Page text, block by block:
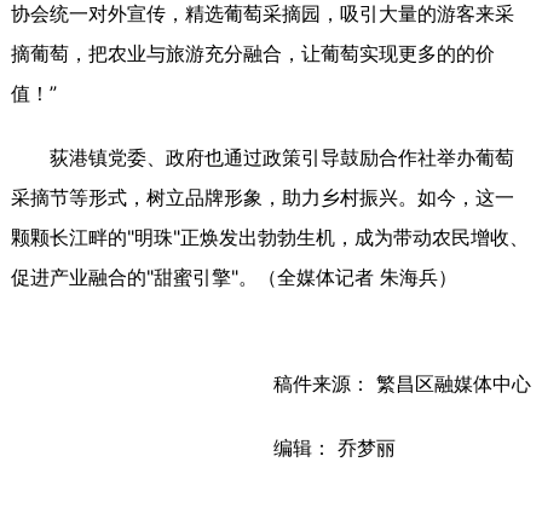
协会统一对外宣传，精选葡萄采摘园，吸引大量的游客来采
摘葡萄，把农业与旅游充分融合，让葡萄实现更多的的价
值！”
荻港镇党委、政府也通过政策引导鼓励合作社举办葡萄
采摘节等形式，树立品牌形象，助力乡村振兴。如今，这一
颗颗长江畔的"明珠"正焕发出勃勃生机，成为带动农民增收、
促进产业融合的"甜蜜引擎"。（全媒体记者 朱海兵）
稿件来源： 繁昌区融媒体中心
编辑： 乔梦丽